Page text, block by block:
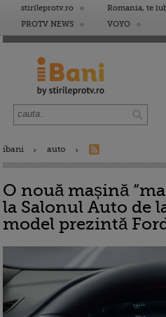
stirileprotv.ro Romania, te
PROTV NEWS
VOYO
ibani auto
O nouă mașină
la Salonul Auto de
model prezintă